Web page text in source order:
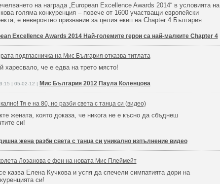
на награда „European Excellence Awards 2014“ в условията на
голяма конкуренция – повече от 1600 участващи европейски
е невероятно признание за целия екип на Chapter 4 България
Excellence Awards 2014 Най-големите герои са най-малките Chapter 4
подгласничка на Мис България отказва титлата
харесвало, че е едва на трето място!
| 05-02-12 | Мис България 2012 Паула Коленцова
Тя е на 80, но разби света с танца си (видео)
жената, която доказа, че никога не е късно да сбъднеш
си!
жена разби света с танца си уникално изпълнение видео
Лозанова е фен на новата Мис Плеймейт
казва Елена Кучкова и успя да спечели симпатията дори на
си!